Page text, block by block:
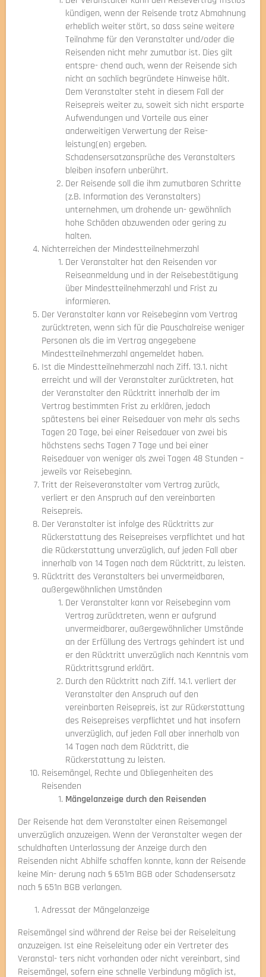
kündigen, wenn der Reisende trotz Abmahnung
erheblich weiter stört, so dass seine weitere
Teilnahme für den Veranstalter und/oder die
Reisenden nicht mehr zumutbar ist. Dies gilt
entspre- chend auch, wenn der Reisende sich
nicht an sachlich begründete Hinweise hält.
Dem Veranstalter steht in diesem Fall der
Reisepreis weiter zu, soweit sich nicht ersparte
Aufwendungen und Vorteile aus einer
anderweitigen Verwertung der Reise-
leistung(en) ergeben.
Schadensersatzansprüche des Veranstalters
bleiben insofern unberührt.
Der Reisende soll die ihm zumutbaren Schritte
(z.B. Information des Veranstalters)
unternehmen, um drohende un- gewöhnlich
hohe Schäden abzuwenden oder gering zu
halten.
Nichterreichen der Mindestteilnehmerzahl
Der Veranstalter hat den Reisenden vor
Reiseanmeldung und in der Reisebestätigung
über Mindestteilnehmerzahl und Frist zu
informieren.
Der Veranstalter kann vor Reisebeginn vom Vertrag
zurücktreten, wenn sich für die Pauschalreise weniger
Personen als die im Vertrag angegebene
Mindestteilnehmerzahl angemeldet haben.
Ist die Mindestteilnehmerzahl nach Ziff. 13.1. nicht
erreicht und will der Veranstalter zurücktreten, hat
der Veranstalter den Rücktritt innerhalb der im
Vertrag bestimmten Frist zu erklären, jedoch
spätestens bei einer Reisedauer von mehr als sechs
Tagen 20 Tage, bei einer Reisedauer von zwei bis
höchstens sechs Tagen 7 Tage und bei einer
Reisedauer von weniger als zwei Tagen 48 Stunden –
jeweils vor Reisebeginn.
Tritt der Reiseveranstalter vom Vertrag zurück,
verliert er den Anspruch auf den vereinbarten
Reisepreis.
Der Veranstalter ist infolge des Rücktritts zur
Rückerstattung des Reisepreises verpflichtet und hat
die Rückerstattung unverzüglich, auf jeden Fall aber
innerhalb von 14 Tagen nach dem Rücktritt, zu leisten.
Rücktritt des Veranstalters bei unvermeidbaren,
außergewöhnlichen Umständen
Der Veranstalter kann vor Reisebeginn vom
Vertrag zurücktreten, wenn er aufgrund
unvermeidbarer, außergewöhnlicher Umstände
an der Erfüllung des Vertrags gehindert ist und
er den Rücktritt unverzüglich nach Kenntnis vom
Rücktrittsgrund erklärt.
Durch den Rücktritt nach Ziff. 14.1. verliert der
Veranstalter den Anspruch auf den
vereinbarten Reisepreis, ist zur Rückerstattung
des Reisepreises verpflichtet und hat insofern
unverzüglich, auf jeden Fall aber innerhalb von
14 Tagen nach dem Rücktritt, die
Rückerstattung zu leisten.
Reisemängel, Rechte und Obliegenheiten des
Reisenden
Mängelanzeige durch den Reisenden
Der Reisende hat dem Veranstalter einen Reisemangel
unverzüglich anzuzeigen. Wenn der Veranstalter wegen der
schuldhaften Unterlassung der Anzeige durch den
Reisenden nicht Abhilfe schaffen konnte, kann der Reisende
keine Min- derung nach § 651m BGB oder Schadensersatz
nach § 651n BGB verlangen.
Adressat der Mängelanzeige
Reisemängel sind während der Reise bei der Reiseleitung
anzuzeigen. Ist eine Reiseleitung oder ein Vertreter des
Veranstal- ters nicht vorhanden oder nicht vereinbart, sind
Reisemängel, sofern eine schnelle Verbindung möglich ist,